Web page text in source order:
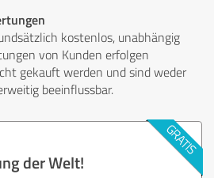
kostenlos, unabhängig
von Kunden erfolgen
gekauft werden und sind weder
beeinflussbar.
der Welt!